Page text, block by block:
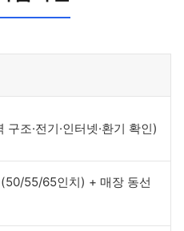
조·전기·인터넷·환기 확인)
55/65인치) + 매장 동선